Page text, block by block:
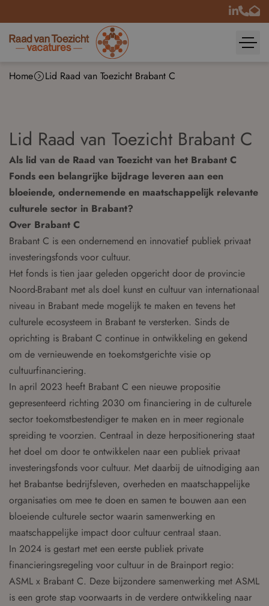
Home Lid Raad van Toezicht Brabant C
Lid Raad van Toezicht Brabant C
Als lid van de Raad van Toezicht van het Brabant C
Fonds een belangrijke bijdrage leveren aan een
bloeiende, ondernemende en maatschappelijk relevante
culturele sector in Brabant?
Over Brabant C
Brabant C is een ondernemend en innovatief publiek privaat
investeringsfonds voor cultuur.
Het fonds is tien jaar geleden opgericht door de provincie
Noord-Brabant met als doel kunst en cultuur van internationaal
niveau in Brabant mede mogelijk te maken en tevens het
culturele ecosysteem in Brabant te versterken. Sinds de
oprichting is Brabant C continue in ontwikkeling en gekend
om de vernieuwende en toekomstgerichte visie op
cultuurfinanciering.
In april 2023 heeft Brabant C een nieuwe propositie
gepresenteerd richting 2030 om financiering in de culturele
sector toekomstbestendiger te maken en in meer regionale
spreiding te voorzien. Centraal in deze herpositionering staat
het doel om door te ontwikkelen naar een publiek privaat
investeringsfonds voor cultuur. Met daarbij de uitnodiging aan
het Brabantse bedrijfsleven, overheden en maatschappelijke
organisaties om mee te doen en samen te bouwen aan een
bloeiende culturele sector waarin samenwerking en
maatschappelijke impact door cultuur centraal staan.
In 2024 is gestart met een eerste publiek private
financieringsregeling voor cultuur in de Brainport regio:
ASML x Brabant C. Deze bijzondere samenwerking met ASML
is een grote stap voorwaarts in de verdere ontwikkeling naar